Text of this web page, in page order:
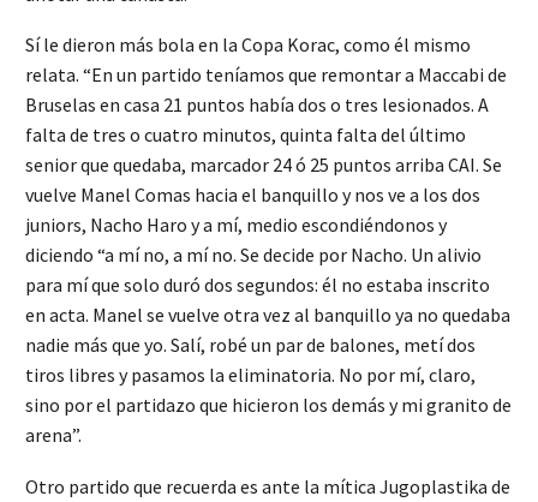
Sí le dieron más bola en la Copa Korac, como él mismo
relata. “En un partido teníamos que remontar a Maccabi de
Bruselas en casa 21 puntos había dos o tres lesionados. A
falta de tres o cuatro minutos, quinta falta del último
senior que quedaba, marcador 24 ó 25 puntos arriba CAI. Se
vuelve Manel Comas hacia el banquillo y nos ve a los dos
juniors, Nacho Haro y a mí, medio escondiéndonos y
diciendo “a mí no, a mí no. Se decide por Nacho. Un alivio
para mí que solo duró dos segundos: él no estaba inscrito
en acta. Manel se vuelve otra vez al banquillo ya no quedaba
nadie más que yo. Salí, robé un par de balones, metí dos
tiros libres y pasamos la eliminatoria. No por mí, claro,
sino por el partidazo que hicieron los demás y mi granito de
arena”.
Otro partido que recuerda es ante la mítica Jugoplastika de